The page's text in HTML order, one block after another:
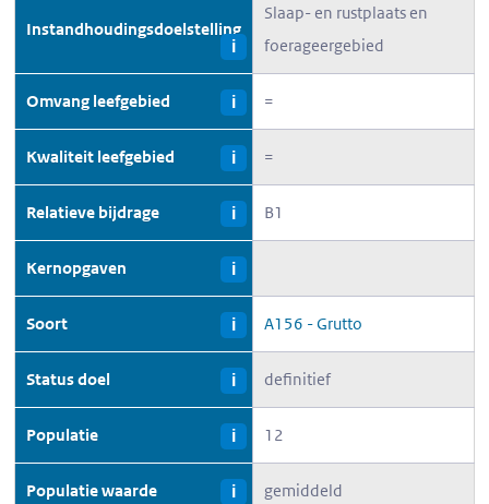
Instandhoudingsdoelstelling
i
Slaap- en rustplaats en
foerageergebied
Omvang leefgebied i =
Kwaliteit leefgebied i =
Relatieve bijdrage i B1
Kernopgaven i
Soort i A156 - Grutto
Status doel i definitief
Populatie i 12
Populatie waarde i gemiddeld